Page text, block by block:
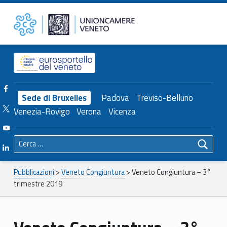
Veneto Congiuntura – 3° trimestre 2019 – Unioncamere del Veneto Unioncamere del Veneto
Header info sidebar
Sede di Bruxelles Padova Treviso-Belluno
Venezia-Rovigo Verona Vicenza
Facebook Unioncamere Veneto
Twitter Unioncamere Veneto
Youtube Unioncamere Veneto
Linkedin Unioncamere Veneto
Ricerca per:
Breadcrumbs navigation
Pubblicazioni >Veneto Congiuntura>Veneto Congiuntura – 3°
trimestre 2019